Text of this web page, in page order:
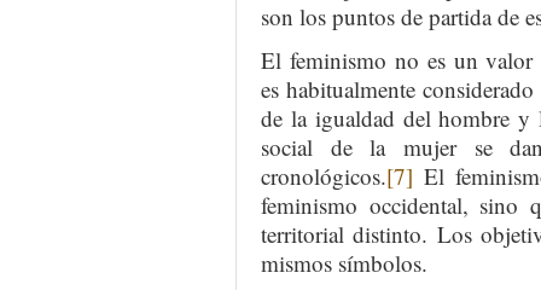
son los puntos de partida de
El feminismo no es un valor
es habitualmente
de la igualdad del hombre
social de la mujer se
cronológicos.[7] El
feminismo occidental, sino
territorial distinto. Los
mismos símbolos.